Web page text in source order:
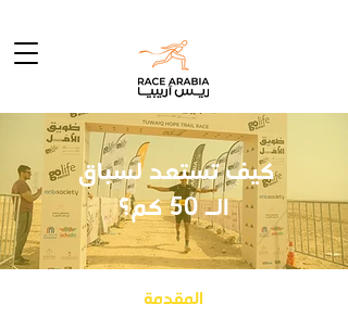
كيف تستعد لسباق
الـ 50 كم؟
المقدمة